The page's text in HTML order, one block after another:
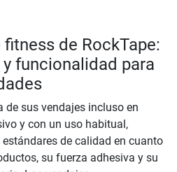
de RockTape:
funcionalidad para
de sus vendajes incluso en
y con un uso habitual,
de calidad en cuanto
su fuerza adhesiva y su